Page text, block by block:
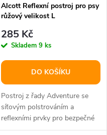
Alcott Reflexní postroj pro psy
růžový velikost L
285 Kč
Skladem 9 ks
DO KOŠÍKU
Postroj z řady Adventure se
síťovým polstrováním a
reflexními prvky pro bezpečné
užívání.